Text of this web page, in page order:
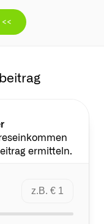
ermitteln.